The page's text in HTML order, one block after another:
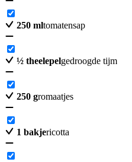
250 mltomatensap
½ theelepelgedroogde tijm
250 gromaatjes
1 bakjericotta